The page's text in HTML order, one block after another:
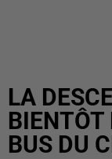
LA
BIENTÔT
BUS DU